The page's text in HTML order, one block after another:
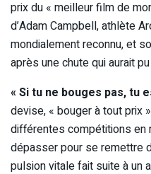
prix du « meilleur film de
d’Adam Campbell, athlète
mondialement reconnu, et
après une chute qui aurait
« Si tu ne bouges pas, tu
devise, « bouger à tout prix
différentes compétitions en
dépasser pour se remettre
pulsion vitale fait suite à un